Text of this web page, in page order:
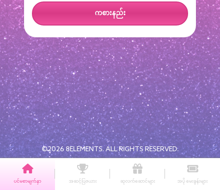
ကစားနည်း
©2026 8ELEMENTS. ALL RIGHTS RESERVED.
ပင်မစာမျက်နှာ အဆင့်ပြဇယား ဆုလက်ဆောင်များ အပို မေးခွန်းများ